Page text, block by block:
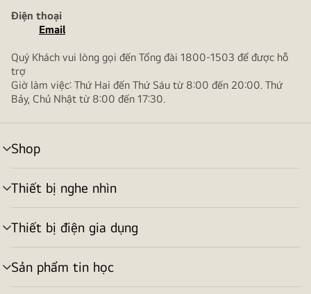
Điện thoại
Email
Quý Khách vui lòng gọi đến Tổng đài 1800-1503 để được hỗ
trợ
Giờ làm việc: Thứ Hai đến Thứ Sáu từ 8:00 đến 20:00. Thứ
Bảy, Chủ Nhật từ 8:00 đến 17:30.
Shop
bật/tắt
menu
Thiết bị nghe nhìn
bật/tắt
menu
Thiết bị điện gia dụng
bật/tắt
menu
Sản phẩm tin học
bật/tắt
menu